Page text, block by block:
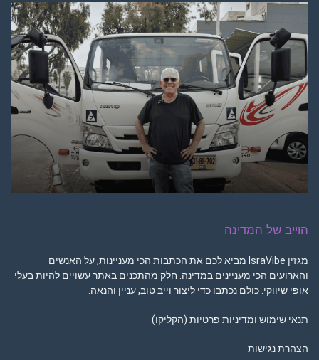
הוייב של המדינה
מגזין IsraVibe מביא לכם את הכתבות הכי מעניינות, על האנשים
והארועים הכי מעניינים במדינה. חלק מהתכנים באתר עשויים להיות בעלי
אופי שיווקי. כולם נכתבו כדי ליצור וייב טוב, עניין והנאה.
תנאי שימוש ומדיניות פרטיות (הקליקו)
הצהרת נגישות